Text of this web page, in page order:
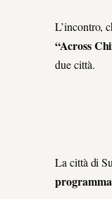
L’incontro,
“Across
due città.
La città di